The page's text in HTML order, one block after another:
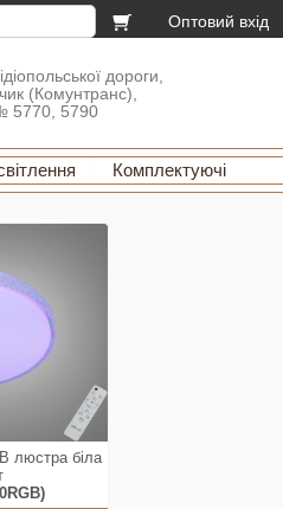
Оптовий вхід
дороги,
(Комунтранс),
5770, 5790
Комплектуючі
люстра біла